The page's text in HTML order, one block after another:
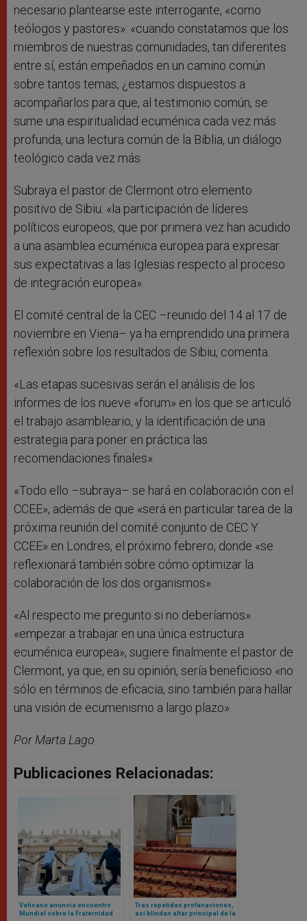
necesario plantearse este interrogante, «como
teólogos y pastores»: «cuando constatamos que los
miembros de nuestras comunidades, tan diferentes
entre sí, están empeñados en un camino común
sobre tantos temas, ¿estamos dispuestos a
acompañarlos para que, al testimonio común, se
sume una espiritualidad ecuménica cada vez más
profunda, una lectura común de la Biblia, un diálogo
teológico cada vez más
Subraya el pastor de Clermont otro elemento
positivo de Sibiu: «la participación de líderes
políticos europeos, que por primera vez han acudido
a una asamblea ecuménica europea para expresar
sus expectativas a las Iglesias respecto al proceso
de integración europea».
El comité central de la CEC –reunido del 14 al 17 de
noviembre en Viena– ya ha emprendido una primera
reflexión sobre los resultados de Sibiu, comenta.
«Las etapas sucesivas serán el análisis de los
informes de los nueve «forum» en los que se articuló
el trabajo asambleario, y la identificación de una
estrategia para poner en práctica las
recomendaciones finales».
«Todo ello –subraya– se hará en colaboración con el
CCEE», además de que «será en particular tarea de la
próxima reunión del comité conjunto de CEC Y
CCEE» en Londres, el próximo febrero, donde «se
reflexionará también sobre cómo optimizar la
colaboración de los dos organismos».
«Al respecto me pregunto si no deberíamos»
«empezar a trabajar en una única estructura
ecuménica europea», sugiere finalmente el pastor de
Clermont, ya que, en su opinión, sería beneficioso «no
sólo en términos de eficacia, sino también para hallar
una visión de ecumenismo a largo plazo».
Por Marta Lago
Publicaciones Relacionadas:
Vaticano anuncia encuentro
Mundial sobre la Fraternidad
Tras repetidas profanaciones,
así blindan altar principal de la